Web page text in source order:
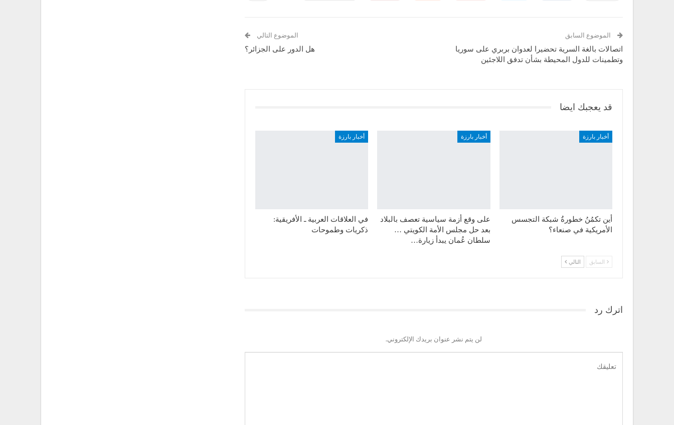
الموضوع السابق
اتصالات بالغة السرية تحضيرا لعدوان بربري على سوريا
وتطمينات للدول المحيطة بشأن تدفق اللاجئين
الموضوع التالي
هل الدور على الجزائر؟
قد يعجبك ايضا
أخبار بارزة
أين تكمُنُ خطورةُ شبكة التجسس
الأمريكية في صنعاء؟
أخبار بارزة
على وقع أزمة سياسية تعصف بالبلاد
بعد حل مجلس الأمة الكويتي …
سلطان عُمان يبدأ زيارة…
أخبار بارزة
في العلاقات العربية ـ الأفريقية:
ذكريات وطموحات
السابق التالي
اترك رد
لن يتم نشر عنوان بريدك الإلكتروني.